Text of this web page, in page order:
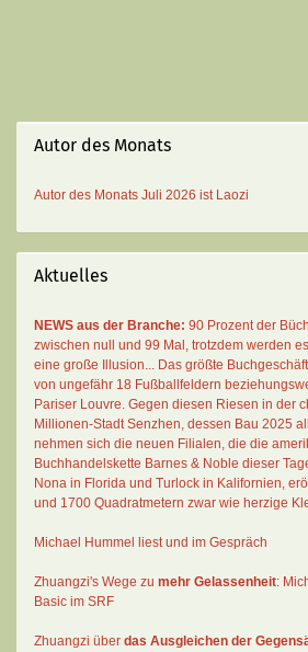
Autor des Monats
Autor des Monats Juli 2026 ist Laozi
Aktuelles
NEWS aus der Branche: 90 Prozent der
zwischen null und 99 Mal , trotzdem werden
eine große Illusion... Das größte
von ungefähr 18 Fußballfeldern
Pariser Louvre. Gegen diesen Riesen in der
Millionen-Stadt Senzhen, dessen Bau 2025
nehmen sich die neuen Filialen, die die
Buchhandelskette Barnes & Noble dieser
Nona in Florida und Turlock in Kalifornien,
und 1700 Quadratmetern zwar wie herzige
Michael Hummel liest und im Gespräch
Zhuangzi's Wege zu mehr Gelassenheit:
Basic im SRF
Zhuangzi über das Ausgleichen der